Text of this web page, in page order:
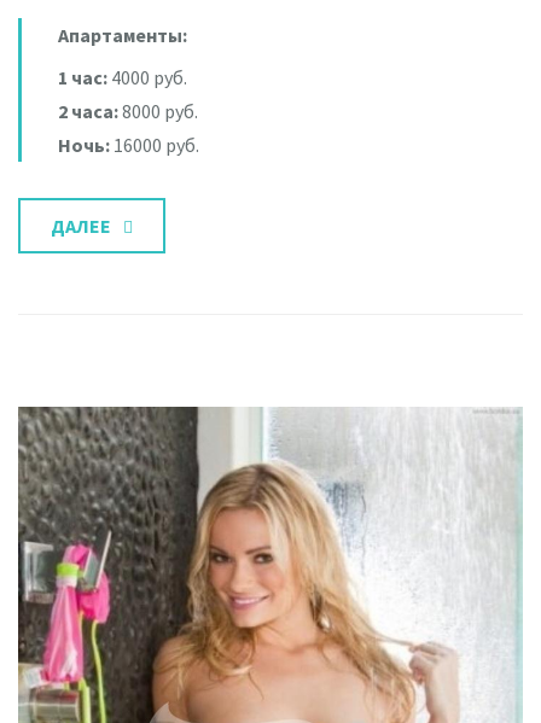
Апартаменты:
1 час: 4000 руб.
2 часа:8000 руб.
Ночь: 16000 руб.
ДАЛЕЕ